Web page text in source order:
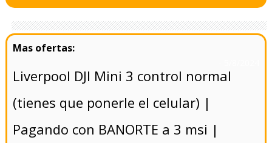
Liverpool DJI Mini 3 control normal
(tienes que ponerle el celular) |
Pagando con BANORTE a 3 msi |